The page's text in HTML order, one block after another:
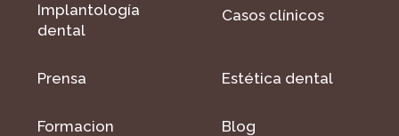
Implantología
dental
Casos clínicos
Prensa Estética dental
Formacion Blog